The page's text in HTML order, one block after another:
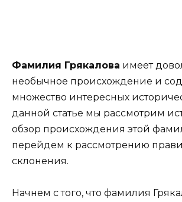
Фамилия Грякалова имеет
необычное происхождение и
множество интересных
данной статье мы рассмотрим
обзор происхождения этой
перейдем к рассмотрению
склонения.
Начнем с того, что фамилия